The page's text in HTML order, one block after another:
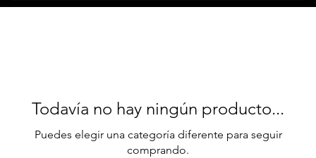
Todavía no hay ningún producto...
Puedes elegir una categoría diferente para seguir
comprando.